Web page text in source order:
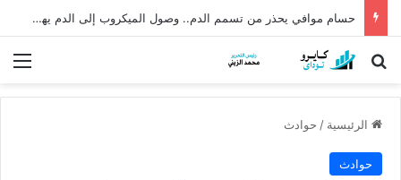
حسام موافي يحذر من تسمم الدم.. وصول الميكروب إلى الدم يهدد الحياة
بحث عن
الرئيسية / حوادث
حوادث